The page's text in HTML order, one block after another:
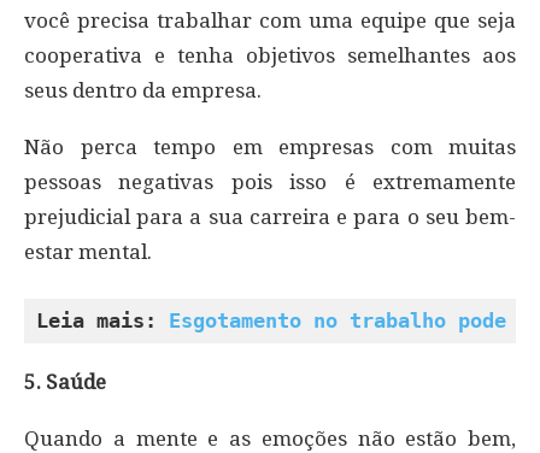
você precisa trabalhar com uma equipe que seja
cooperativa e tenha objetivos semelhantes aos
seus dentro da empresa.
Não perca tempo em empresas com muitas
pessoas negativas pois isso é extremamente
prejudicial para a sua carreira e para o seu bem-
estar mental.
Leia mais: Esgotamento no trabalho pode
5. Saúde
Quando a mente e as emoções não estão bem,